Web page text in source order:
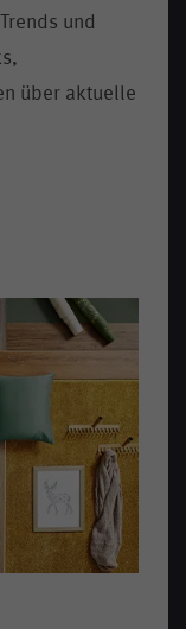
und
über aktuelle